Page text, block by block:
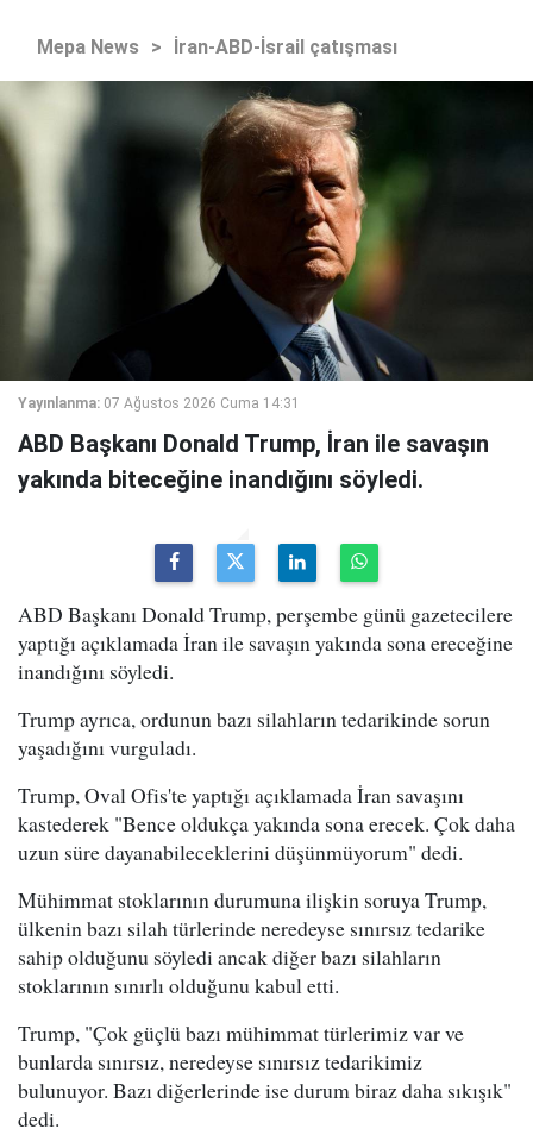
Mepa News > İran-ABD-İsrail çatışması
Yayınlanma: 07 Ağustos 2026 Cuma 14:31
ABD Başkanı Donald Trump, İran ile savaşın
yakında biteceğine inandığını söyledi.
ABD Başkanı Donald Trump, perşembe günü gazetecilere
yaptığı açıklamada İran ile savaşın yakında sona ereceğine
inandığını söyledi.
Trump ayrıca, ordunun bazı silahların tedarikinde sorun
yaşadığını vurguladı.
Trump, Oval Ofis'te yaptığı açıklamada İran savaşını
kastederek "Bence oldukça yakında sona erecek. Çok daha
uzun süre dayanabileceklerini düşünmüyorum" dedi.
Mühimmat stoklarının durumuna ilişkin soruya Trump,
ülkenin bazı silah türlerinde neredeyse sınırsız tedarike
sahip olduğunu söyledi ancak diğer bazı silahların
stoklarının sınırlı olduğunu kabul etti.
Trump, "Çok güçlü bazı mühimmat türlerimiz var ve
bunlarda sınırsız, neredeyse sınırsız tedarikimiz
bulunuyor. Bazı diğerlerinde ise durum biraz daha sıkışık"
dedi.